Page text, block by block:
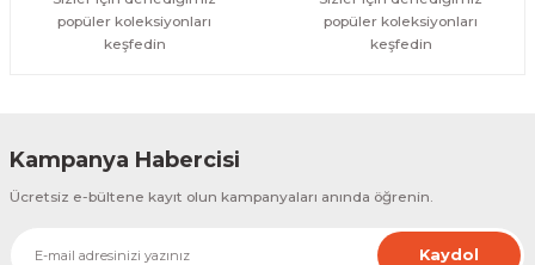
popüler koleksiyonları
keşfedin
popüler koleksiyonları
keşfedin
Kampanya Habercisi
Ücretsiz e-bültene kayıt olun kampanyaları anında öğrenin.
Kaydol